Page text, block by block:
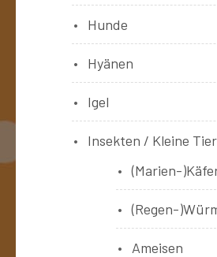
Hunde
Hyänen
Igel
Insekten / Kleine
(Marien-
(Regen-
Ameisen